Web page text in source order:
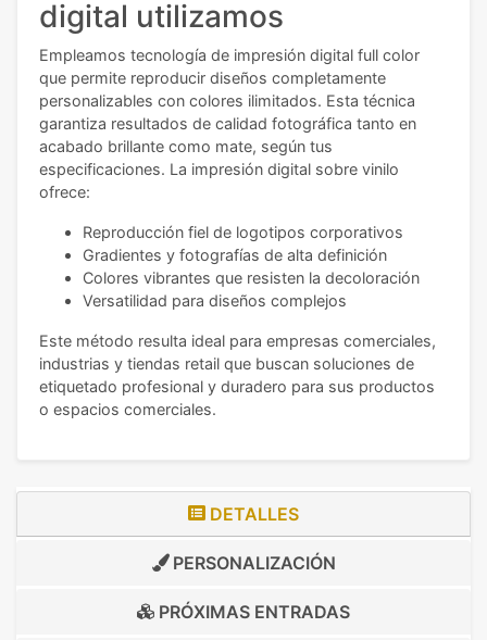
digital utilizamos
Empleamos tecnología de impresión digital full color
que permite reproducir diseños completamente
personalizables con colores ilimitados. Esta técnica
garantiza resultados de calidad fotográfica tanto en
acabado brillante como mate, según tus
especificaciones. La impresión digital sobre vinilo
ofrece:
Reproducción fiel de logotipos corporativos
Gradientes y fotografías de alta definición
Colores vibrantes que resisten la decoloración
Versatilidad para diseños complejos
Este método resulta ideal para empresas comerciales,
industrias y tiendas retail que buscan soluciones de
etiquetado profesional y duradero para sus productos
o espacios comerciales.
DETALLES
PERSONALIZACIÓN
PRÓXIMAS ENTRADAS